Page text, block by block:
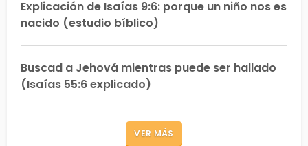
Explicación de Isaías 9:6: porque un niño nos es
nacido (estudio bíblico)
Buscad a Jehová mientras puede ser hallado
(Isaías 55:6 explicado)
VER MÁS